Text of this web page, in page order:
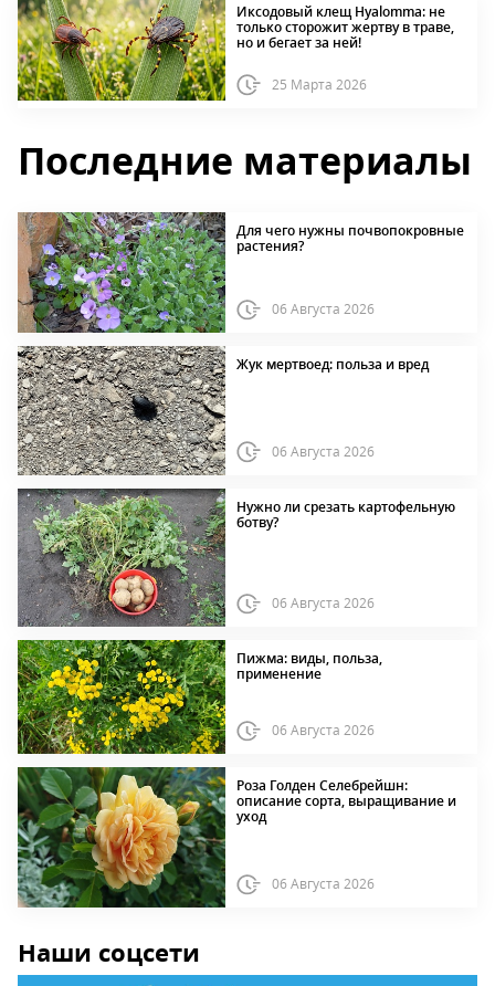
Иксодовый клещ Hyalomma: не
только сторожит жертву в траве,
но и бегает за ней!
25 Марта 2026
Последние материалы
Для чего нужны почвопокровные
растения?
06 Августа 2026
Жук мертвоед: польза и вред
06 Августа 2026
Нужно ли срезать картофельную
ботву?
06 Августа 2026
Пижма: виды, польза,
применение
06 Августа 2026
Роза Голден Селебрейшн:
описание сорта, выращивание и
уход
06 Августа 2026
Наши соцсети